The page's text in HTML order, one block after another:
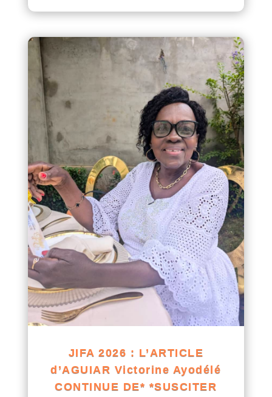
JIFA 2026 : L’ARTICLE
d’AGUIAR Victorine Ayodélé
CONTINUE DE* *SUSCITER